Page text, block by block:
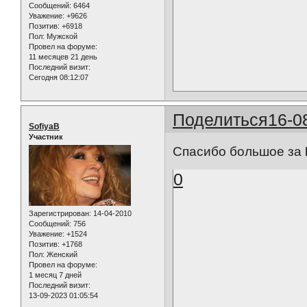
Сообщений: 6464
Уважение: +9626
Позитив: +6918
Пол: Мужской
Провел на форуме:
11 месяцев 21 день
Последний визит:
Сегодня 08:12:07
Поделиться16-
SofiyaB
Участник
Зарегистрирован: 14-04-2010
Сообщений: 756
Уважение: +1524
Позитив: +1768
Пол: Женский
Провел на форуме:
1 месяц 7 дней
Последний визит:
13-09-2023 01:05:54
Спасибо большое за
0